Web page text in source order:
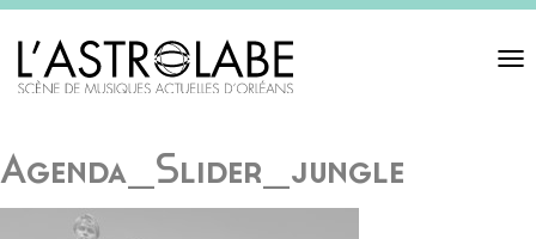
Toggle
Agenda_Slider_jungle